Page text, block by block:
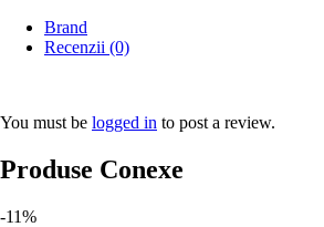
Brand
Recenzii (0)
You must be logged in to post a review.
Produse Conexe
-11%